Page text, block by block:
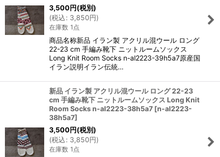
3,500円(税別)
(税込: 3,850円)
在庫数 1点
商品名称新品 イラン製 アクリル混ウール ロング
22-23 cm 手編み靴下 ニットルームソックス
Long Knit Room Socks n-al2223-39h5a7原産国
イラン説明イラン伝統…
新品 イラン製 アクリル混ウール ロング 22-23
cm 手編み靴下 ニットルームソックス Long Knit
Room Socks n-al2223-38h5a7 [n-al2223-
38h5a7]
3,500円(税別)
(税込: 3,850円)
在庫数 1点